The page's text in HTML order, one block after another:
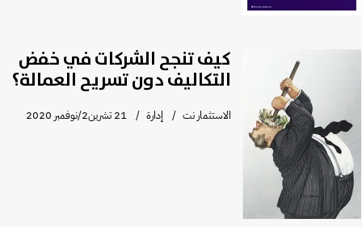
كيف تنجح الشركات في خفض
التكاليف دون تسريح العمالة؟
الاستثمار نت إدارة 21 تشرين2/نوفمبر 2020